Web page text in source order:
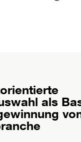
als